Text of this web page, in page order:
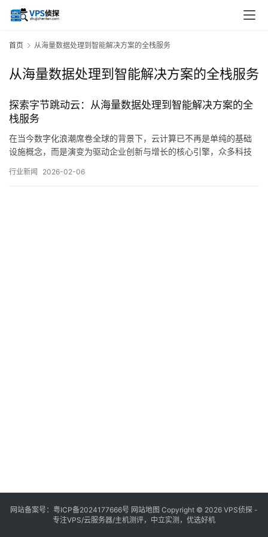
首页 从海量数据处理到智能解决方案的全栈服务
从海量数据处理到智能解决方案的全栈服务
探索字节跳动云：从海量数据处理到智能解决方案的全
栈服务
在当今数字化浪潮席卷全球的背景下，云计算已不再是单纯的基础
设施概念，而是演变为驱动企业创新与增长的核心引擎，众多科技
身庞大的业务体量与深厚的技术积淀，推出的，字节跳动云，正逐
行业新闻 2026-02-06
网站备案号： 粤ICP备2024177666号 网站地图 Copyright © 2026 VPS侦探 -
专注VPS/云服务器/主机测评，中立实测，优选好机